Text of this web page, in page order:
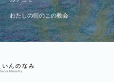
わたしの街のこの教会